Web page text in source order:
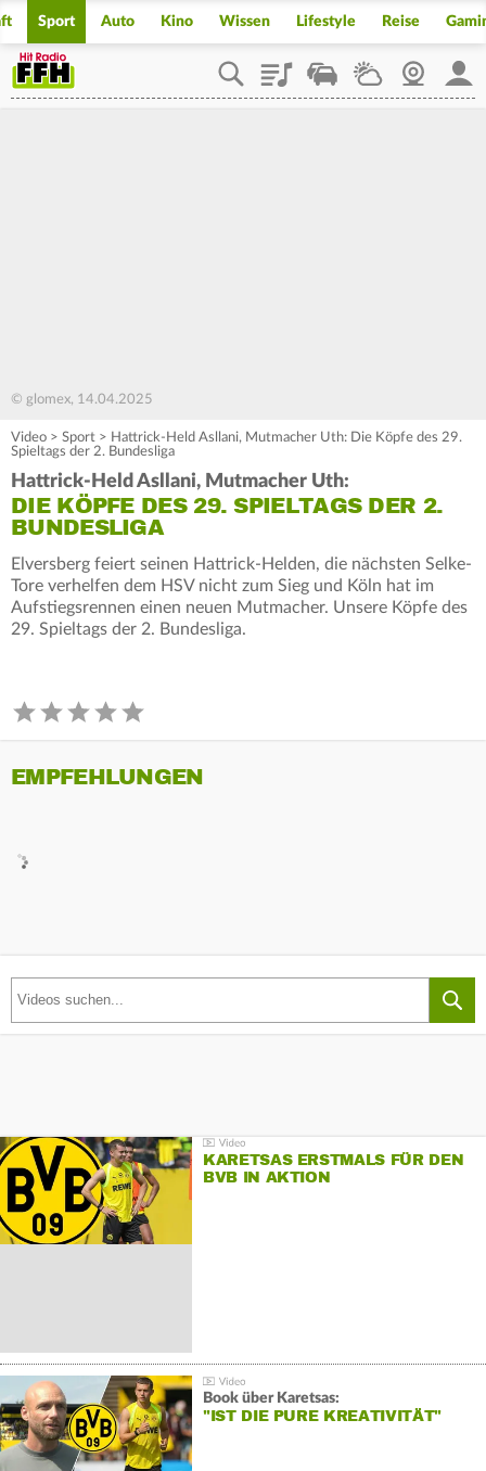
Sport Auto Kino Wissen Lifestyle Reise
PlaylistStaupilotWetterWebcam
© glomex, 14.04.2025
Video > Sport > Hattrick-Held Asllani, Mutmacher Uth: Die Köpfe des 29.
Spieltags der 2. Bundesliga
Hattrick-Held Asllani, Mutmacher Uth:
DIE KÖPFE DES 29. SPIELTAGS DER 2.
BUNDESLIGA
Elversberg feiert seinen Hattrick-Helden, die nächsten Selke-
Tore verhelfen dem HSV nicht zum Sieg und Köln hat im
Aufstiegsrennen einen neuen Mutmacher. Unsere Köpfe des
29. Spieltags der 2. Bundesliga.
EMPFEHLUNGEN
KARETSAS ERSTMALS FÜR DEN
BVB IN AKTION
Book über Karetsas:
"IST DIE PURE KREATIVITÄT"